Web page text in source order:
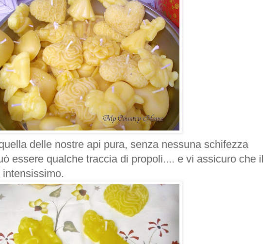
delle nostre api pura, senza nessuna schifezza
essere qualche traccia di propoli.... e vi assicuro che il
intensissimo.